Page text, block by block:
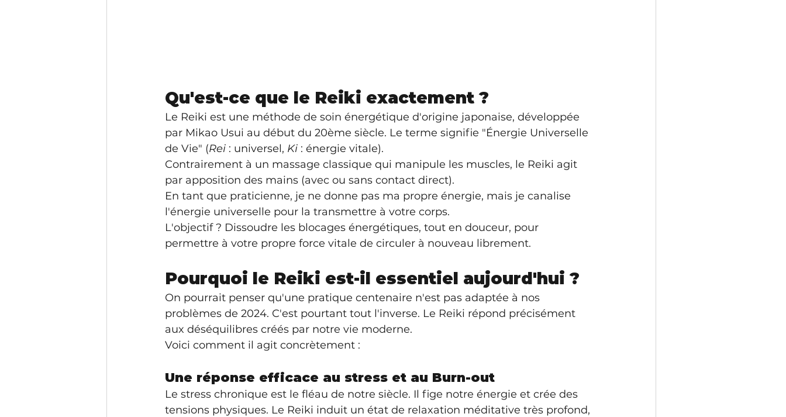
Qu'est-ce que le Reiki exactement ?
Le Reiki est une méthode de soin énergétique d'origine japonaise, développée
par Mikao Usui au début du 20ème siècle. Le terme signifie "Énergie Universelle
de Vie" (Rei : universel, Ki : énergie vitale).
Contrairement à un massage classique qui manipule les muscles, le Reiki agit
par apposition des mains (avec ou sans contact direct).
En tant que praticienne, je ne donne pas ma propre énergie, mais je canalise
l'énergie universelle pour la transmettre à votre corps.
L'objectif ? Dissoudre les blocages énergétiques, tout en douceur, pour
permettre à votre propre force vitale de circuler à nouveau librement.
Pourquoi le Reiki est-il essentiel aujourd'hui ?
On pourrait penser qu'une pratique centenaire n'est pas adaptée à nos
problèmes de 2024. C'est pourtant tout l'inverse. Le Reiki répond précisément
aux déséquilibres créés par notre vie moderne.
Voici comment il agit concrètement :
Une réponse efficace au stress et au Burn-out
Le stress chronique est le fléau de notre siècle. Il fige notre énergie et crée des
tensions physiques. Le Reiki induit un état de relaxation méditative très profond,